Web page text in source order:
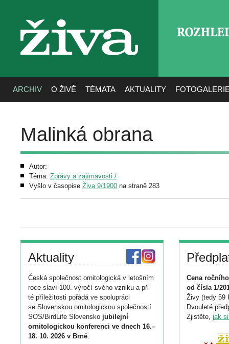
živa
ARCHIV O ŽIVĚ TÉMATA AKTUALITY
Malinká obrana
Autor:
Téma: Zprávy a zajímavosti /
Vyšlo v časopise Živa 9/1900 na straně 283
Aktuality
Česká společnost ornitologická v letošním
roce slaví 100. výročí svého vzniku a při
té příležitosti pořádá ve spolupráci
se Slovenskou ornitologickou společností
SOS/BirdLife Slovensko jubilejní
ornitologickou konferenci ve dnech 16.–
18. 10. 2026 v Brně.
Cena
od čísla 1/
Živy (tedy 59
Dvouleté
Zjistěte, jak